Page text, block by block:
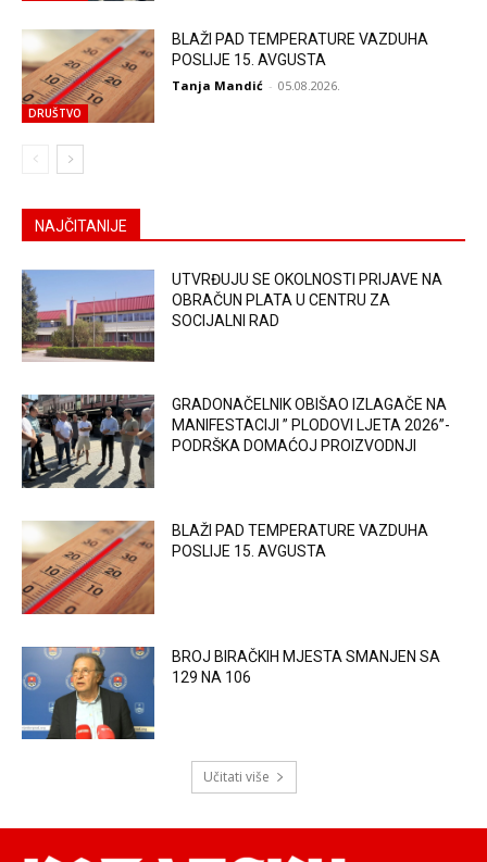
DRUŠTVO
BLAŽI PAD TEMPERATURE VAZDUHA
POSLIJE 15. AVGUSTA
Tanja Mandić - 05.08.2026.
NAJČITANIJE
UTVRĐUJU SE OKOLNOSTI PRIJAVE NA
OBRAČUN PLATA U CENTRU ZA
SOCIJALNI RAD
GRADONAČELNIK OBIŠAO IZLAGAČE NA
MANIFESTACIJI ” PLODOVI LJETA 2026”-
PODRŠKA DOMAĆOJ PROIZVODNJI
BLAŽI PAD TEMPERATURE VAZDUHA
POSLIJE 15. AVGUSTA
BROJ BIRAČKIH MJESTA SMANJEN SA
129 NA 106
Učitati više